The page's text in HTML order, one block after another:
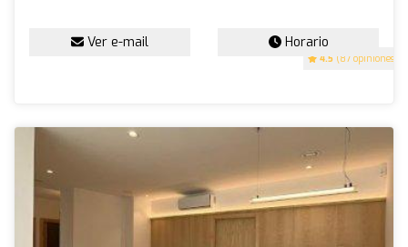
4.5 (87 opiniones)
Ver e-mail Horario